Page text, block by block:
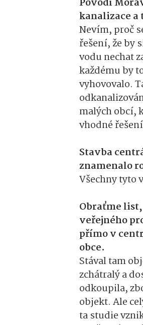
kanalizace a
Nevím, proč
řešení, že by
vodu nechat
každému by
vyhovovalo.
malých obcí,
vhodné
Stavba
znamenalo
Všechny tyto
Obraťme
veřejného
přímo v
obce.
Stával tam
zchátralý a
odkoupila,
objekt. Ale
ta studie